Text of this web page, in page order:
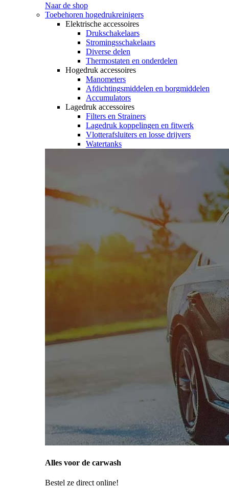
Naar de shop
Toebehoren hogedrukreinigers
Elektrische accessoires
Drukschakelaars
Stromingsschakelaars
Diverse delen
Thermostaten en onderdelen
Hogedruk accessoires
Manometers
Afdichtingsmiddelen en borgmiddelen
Accumulators
Lagedruk accessoires
Filters en Strainers
Lagedruk koppelingen en fitwerk
Vlotterafsluiters en losse drijvers
Watertanks
Alles voor de carwash
Bestel ze direct online!